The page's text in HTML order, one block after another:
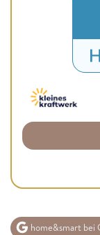
home&smart bei